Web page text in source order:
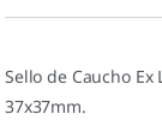
Sello de Caucho
37x37mm.